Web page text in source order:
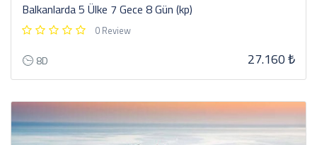
Balkanlarda 5 Ülke 7 Gece 8 Gün (kp)
0 Review
8D 27.160 ₺